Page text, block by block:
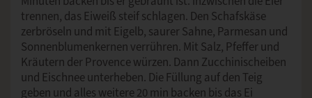
trennen, das Eiweiß steif schlagen. Den Schafskäse
zerbröseln und mit Eigelb, saurer Sahne, Parmesan und
Sonnenblumenkernen verrühren. Mit Salz, Pfeffer und
Kräutern der Provence würzen. Dann Zucchinischeiben
und Eischnee unterheben. Die Füllung auf den Teig
geben und alles weitere 20 min backen bis das Ei